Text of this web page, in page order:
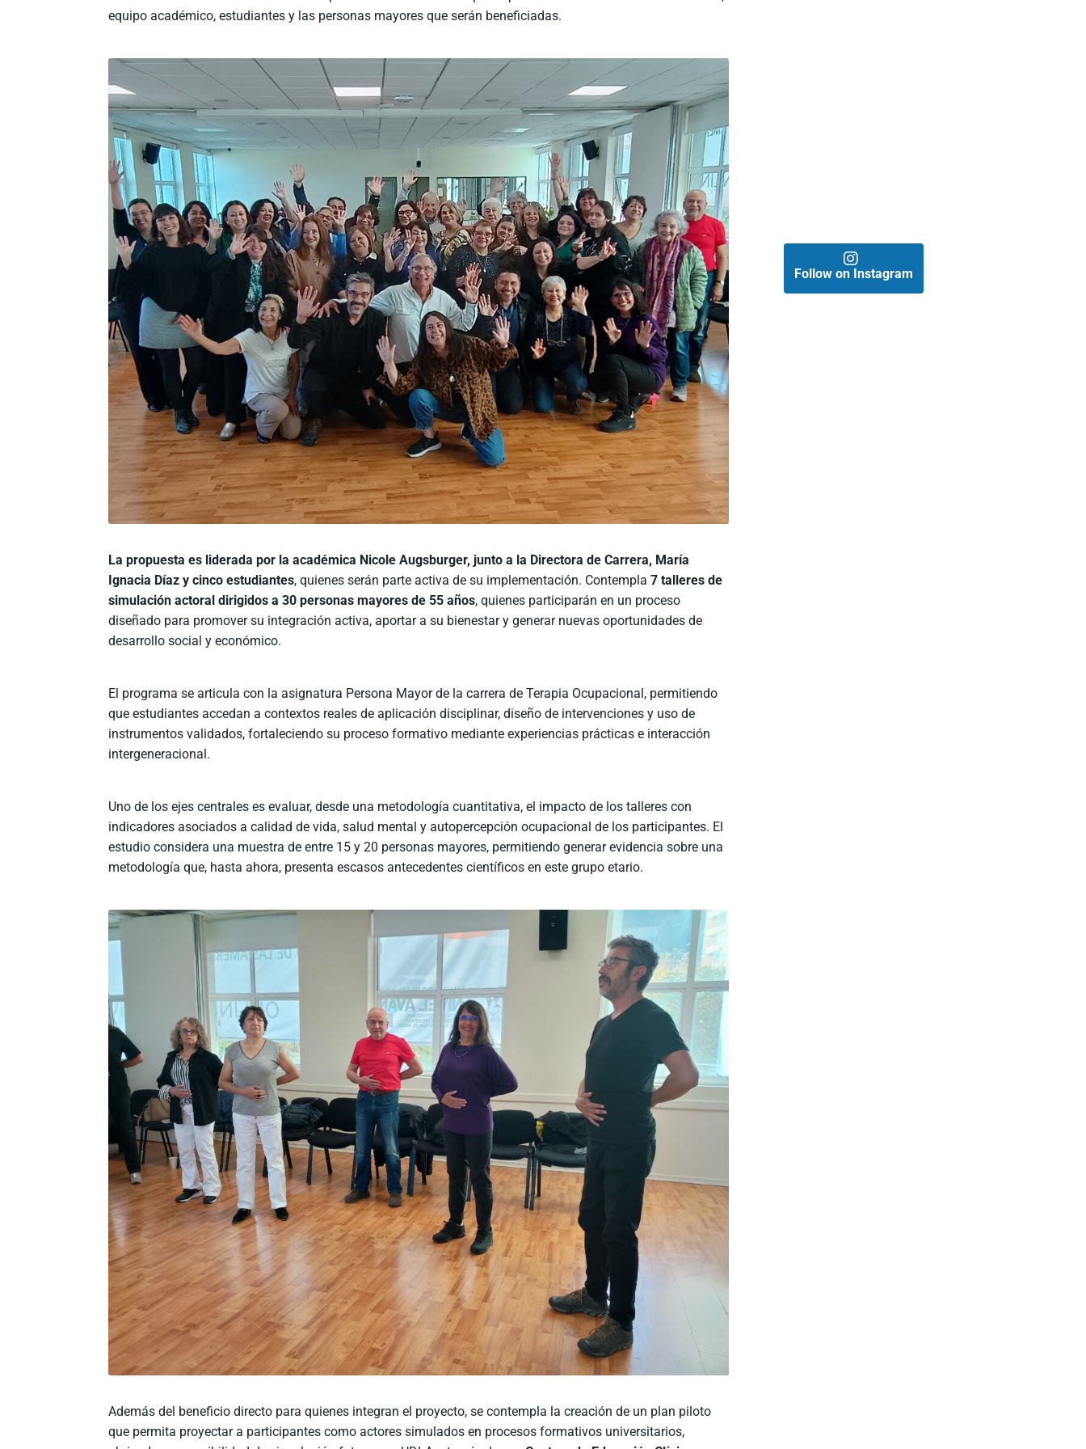
equipo académico, estudiantes y las personas mayores que serán beneficiadas.
La propuesta es liderada por la académica Nicole Augsburger, junto a la Directora de Carrera, María
Ignacia Díaz y cinco estudiantes, quienes serán parte activa de su implementación. Contempla7 talleres de
simulación actoral dirigidos a 30 personas mayores de 55 años, quienes participarán en un proceso
diseñado para promover su integración activa, aportar a su bienestar y generar nuevas oportunidades de
desarrollo social y económico.
El programa se articula con la asignatura Persona Mayor de la carrera de Terapia Ocupacional, permitiendo
que estudiantes accedan a contextos reales de aplicación disciplinar, diseño de intervenciones y uso de
instrumentos validados, fortaleciendo su proceso formativo mediante experiencias prácticas e interacción
intergeneracional.
Uno de los ejes centrales es evaluar, desde una metodología cuantitativa, el impacto de los talleres con
indicadores asociados a calidad de vida, salud mental y autopercepción ocupacional de los participantes. El
estudio considera una muestra de entre 15 y 20 personas mayores, permitiendo generar evidencia sobre una
metodología que, hasta ahora, presenta escasos antecedentes científicos en este grupo etario.
Además del beneficio directo para quienes integran el proyecto, se contempla la creación de un plan piloto
que permita proyectar a participantes como actores simulados en procesos formativos universitarios,
Follow on Instagram